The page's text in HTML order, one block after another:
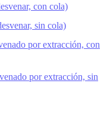
con cola)
sin cola)
por extracción, con
por extracción, sin